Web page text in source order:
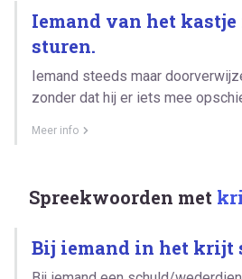
Iemand van het kastje
sturen.
Iemand steeds maar
zonder dat hij er iets mee
Meer info
Spreekwoorden met
Bij iemand in het krijt